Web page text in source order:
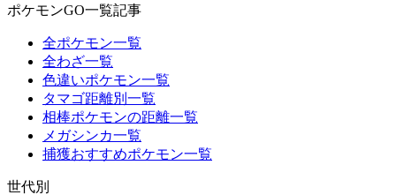
ポケモンGO一覧記事
全ポケモン一覧
全わざ一覧
色違いポケモン一覧
タマゴ距離別一覧
相棒ポケモンの距離一覧
メガシンカ一覧
捕獲おすすめポケモン一覧
世代別